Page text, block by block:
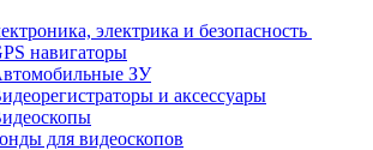
электрика и безопасность
навигаторы
ЗУ
и аксессуары
для видеоскопов